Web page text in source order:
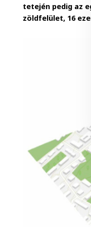
tetején pedig az
zöldfelület, 16